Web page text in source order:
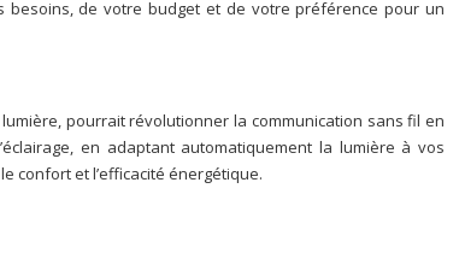
besoins, de votre budget et de votre préférence pour un
pourrait révolutionner la communication sans fil en
en adaptant automatiquement la lumière à vos
confort et l’efficacité énergétique.